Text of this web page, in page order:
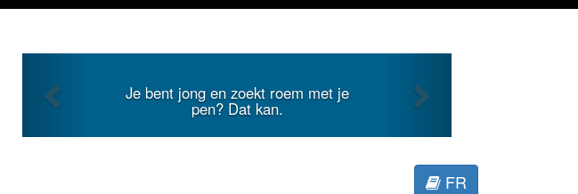
Je duidt internationale literatuur voor
Minerva.
FR